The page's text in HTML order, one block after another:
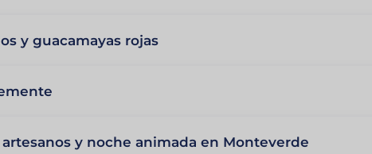
y guacamayas rojas
y noche animada en Monteverde